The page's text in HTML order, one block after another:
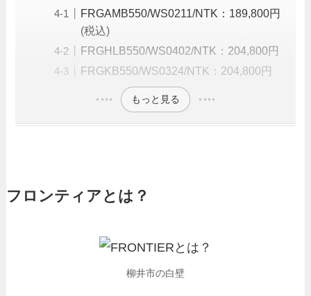
FRGAMB550/WS0211/NTK：189,800円
(税込)
FRGHLB550/WS0402/NTK：204,800円
FRGKB550/WS0324/NTK：204,800円
もっと見る
フロンティアとは？
柳井市の白壁